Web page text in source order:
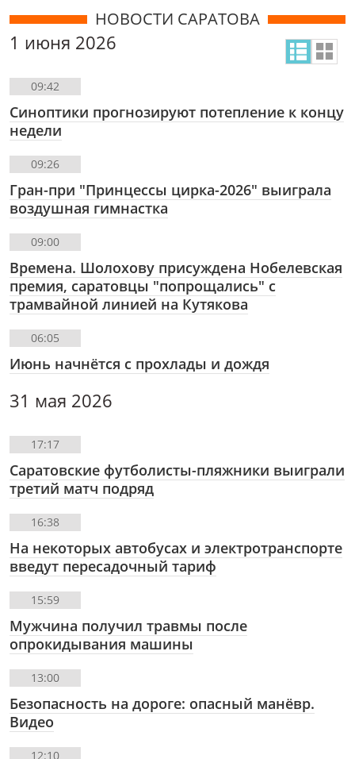
НОВОСТИ САРАТОВА
1 июня 2026
09:42
Синоптики прогнозируют потепление к концу
недели
09:26
Гран-при "Принцессы цирка-2026" выиграла
воздушная гимнастка
09:00
Времена. Шолохову присуждена Нобелевская
премия, саратовцы "попрощались" с
трамвайной линией на Кутякова
06:05
Июнь начнётся с прохлады и дождя
31 мая 2026
17:17
Саратовские футболисты-пляжники выиграли
третий матч подряд
16:38
На некоторых автобусах и электротранспорте
введут пересадочный тариф
15:59
Мужчина получил травмы после
опрокидывания машины
13:00
Безопасность на дороге: опасный манёвр.
Видео
12:10